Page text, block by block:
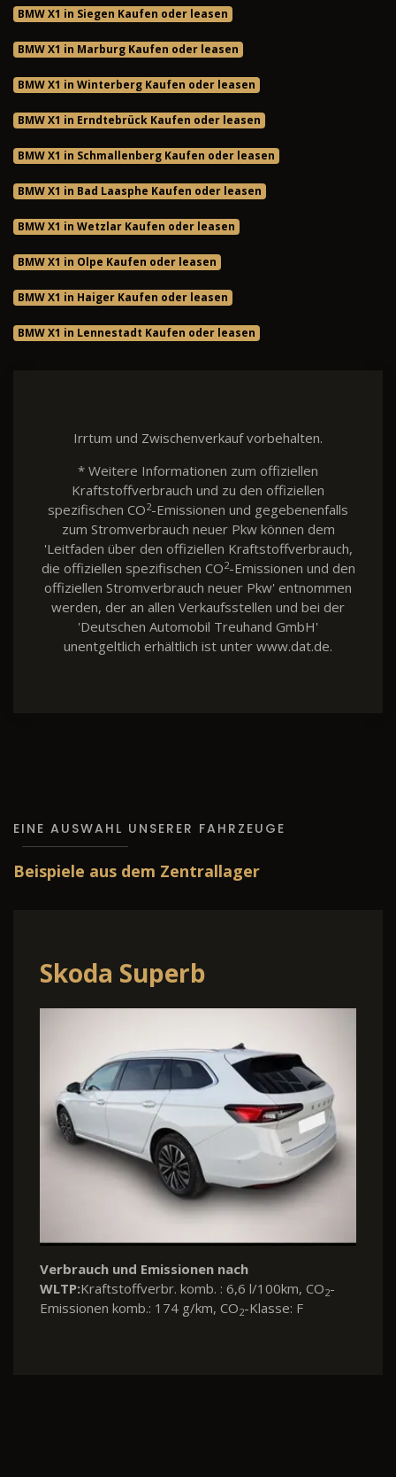
BMW X1 in Siegen Kaufen oder leasen
BMW X1 in Marburg Kaufen oder leasen
BMW X1 in Winterberg Kaufen oder leasen
BMW X1 in Erndtebrück Kaufen oder leasen
BMW X1 in Schmallenberg Kaufen oder leasen
BMW X1 in Bad Laasphe Kaufen oder leasen
BMW X1 in Wetzlar Kaufen oder leasen
BMW X1 in Olpe Kaufen oder leasen
BMW X1 in Haiger Kaufen oder leasen
BMW X1 in Lennestadt Kaufen oder leasen
Irrtum und Zwischenverkauf vorbehalten.
* Weitere Informationen zum offiziellen
Kraftstoffverbrauch und zu den offiziellen
spezifischen CO2-Emissionen und gegebenenfalls
zum Stromverbrauch neuer Pkw können dem
'Leitfaden über den offiziellen Kraftstoffverbrauch,
die offiziellen spezifischen CO2-Emissionen und den
offiziellen Stromverbrauch neuer Pkw' entnommen
werden, der an allen Verkaufsstellen und bei der
'Deutschen Automobil Treuhand GmbH'
unentgeltlich erhältlich ist unter www.dat.de.
EINE AUSWAHL UNSERER FAHRZEUGE
Beispiele aus dem Zentrallager
Skoda Superb
Verbrauch und Emissionen nach
WLTP:Kraftstoffverbr. komb. : 6,6 l/100km, CO2-
Emissionen komb.: 174 g/km, CO2-Klasse: F